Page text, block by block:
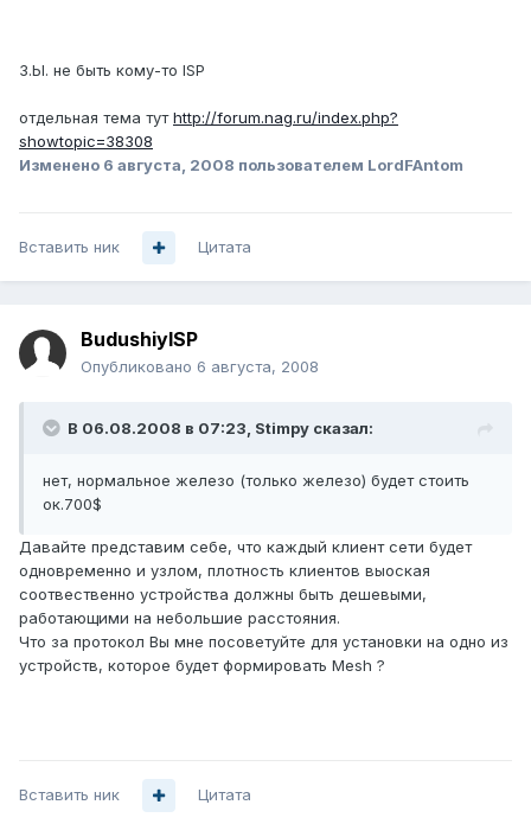
З.Ы. не быть кому-то ISP
отдельная тема тутhttp://forum.nag.ru/index.php?
showtopic=38308
Изменено 6 августа, 2008 пользователем LordFAntom
Вставить ник Цитата
BudushiyISP
Опубликовано 6 августа, 2008
В 06.08.2008 в 07:23, Stimpy сказал:
нет, нормальное железо (только железо) будет стоить
ок.700$
Давайте представим себе, что каждый клиент сети будет
одновременно и узлом, плотность клиентов выоская
соотвественно устройства должны быть дешевыми,
работающими на небольшие расстояния.
Что за протокол Вы мне посоветуйте для установки на одно из
устройств, которое будет формировать Mesh ?
Вставить ник Цитата